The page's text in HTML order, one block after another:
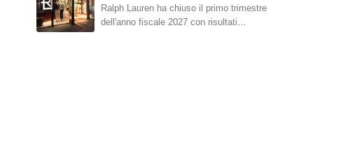
Ralph Lauren ha chiuso il primo trimestre
dell'anno fiscale 2027 con risultati…